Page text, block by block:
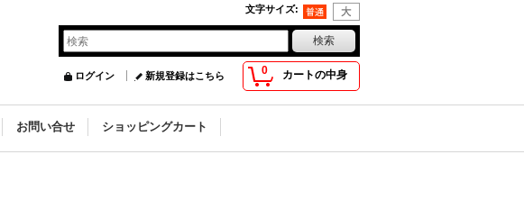
文字サイズ:
0 カートの中身
ログイン 新規登録はこちら
お問い合せ ショッピングカート